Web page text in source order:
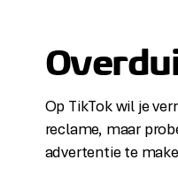
Op TikTok wil je
reclame, maar
advertentie te